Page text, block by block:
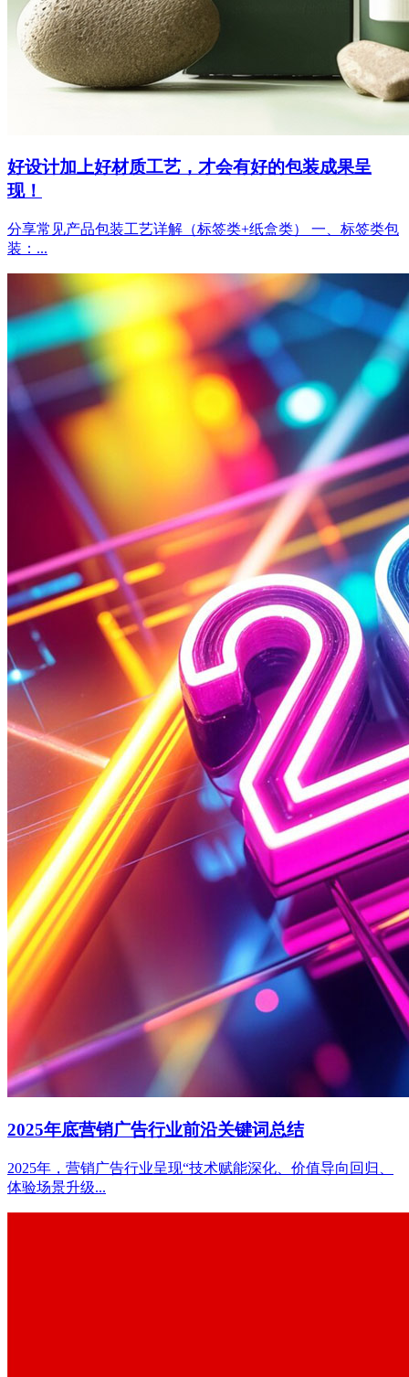
好设计加上好材质工艺，才会有好的包装成果呈
现！
分享常见产品包装工艺详解（标签类+纸盒类） 一、标签类包
装：...
2025年底营销广告行业前沿关键词总结
2025年，营销广告行业呈现“技术赋能深化、价值导向回归、
体验场景升级...